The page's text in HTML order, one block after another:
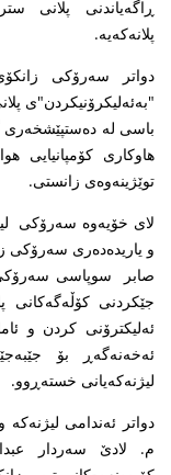
ڕاگەیاندنی پلانی
پلانەکەیە.
دواتر سەرۆکی
"بەئەلیکرۆنیکردن"ی
باسی لە دەستپێشخەری
هاوکاری کۆمپانیایی
توێژینەوەی زانستی.
لای خۆیەوە سەرۆکی
و یاریدەدەری سەرۆکی
صابر سوپاسی سەرۆکی
جێکردنی کۆڵەگەکانی
ئەلیکترۆنی کردن و
ئەخەنەگەڕ بۆ
لیژنەکەیانی خستەڕوو.
دواتر ئەندامی
م. لادێ سەردار